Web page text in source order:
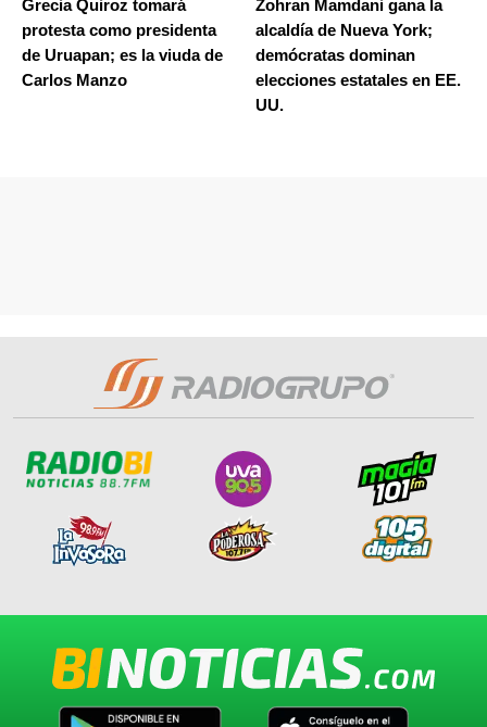
Grecia Quiroz tomará
protesta como presidenta
de Uruapan; es la viuda de
Carlos Manzo
Zohran Mamdani gana la
alcaldía de Nueva York;
demócratas dominan
elecciones estatales en EE.
UU.